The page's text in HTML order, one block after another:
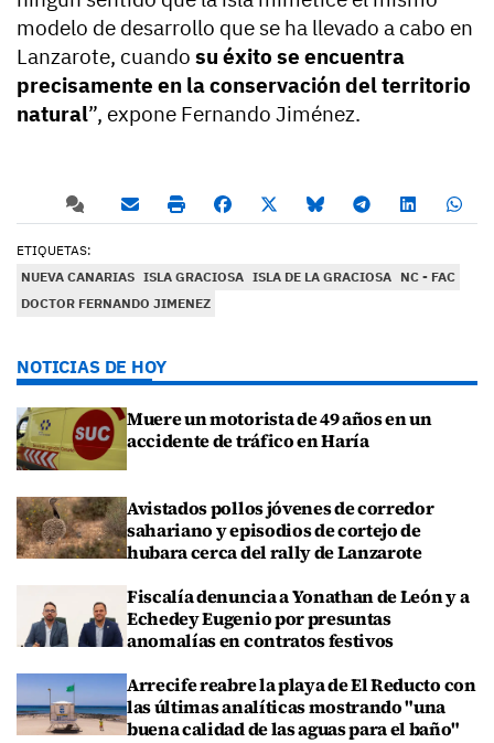
modelo de desarrollo que se ha llevado a cabo en
Lanzarote, cuando su éxito se encuentra
precisamente en la conservación del territorio
natural”, expone Fernando Jiménez.
ETIQUETAS:
NUEVA CANARIAS ISLA GRACIOSA ISLA DE LA GRACIOSA NC - FAC
DOCTOR FERNANDO JIMENEZ
NOTICIAS DE HOY
Muere un motorista de 49 años en un
accidente de tráfico en Haría
Avistados pollos jóvenes de corredor
sahariano y episodios de cortejo de
hubara cerca del rally de Lanzarote
Fiscalía denuncia a Yonathan de León y a
Echedey Eugenio por presuntas
anomalías en contratos festivos
Arrecife reabre la playa de El Reducto con
las últimas analíticas mostrando "una
buena calidad de las aguas para el baño"